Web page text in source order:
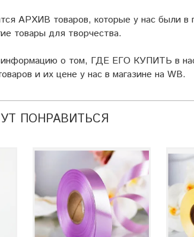
АРХИВ товаров, которые у нас были
товары для творчества.
о том, ГДЕ ЕГО КУПИТЬ в
и их цене у нас в магазине на WB.
ПОНРАВИТЬСЯ